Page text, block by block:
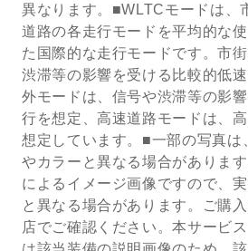
異なります。■WLTCモードは、
道路の各走行モードを平均的な
た国際的な走行モードです。市
渋滞等の影響を受ける比較的低
外モードは、信号や渋滞等の影
行を想定、高速道路モードは、
想定しています。■一部の写真は
やカラーと異なる場合がありま
によるイメージ画像ですので、
と異なる場合があります。ご購
店でご確認ください。本サービ